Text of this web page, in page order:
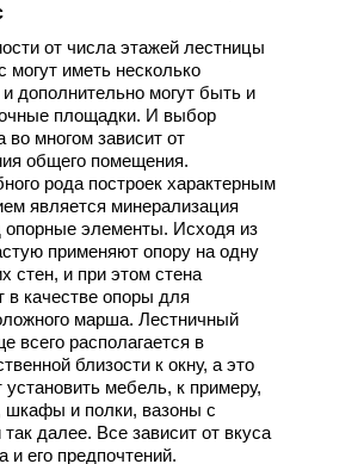
от числа этажей лестницы
могут иметь несколько
и дополнительно могут быть и
площадки. И выбор
во многом зависит от
общего помещения.
рода построек характерным
является минерализация
опорные элементы. Исходя из
применяют опору на одну
стен, и при этом стена
в качестве опоры для
марша. Лестничный
всего располагается в
близости к окну, а это
установить мебель, к примеру,
шкафы и полки, вазоны с
далее. Все зависит от вкуса
и его предпочтений.